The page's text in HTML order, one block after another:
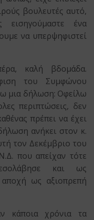
βουλευτές αυτό,
εισηγούμαστε ένα
να υπερψηφιστεί
καλή βδομάδα.
του Συμφώνου
μια δήλωση: Οφείλω
περιπτώσεις, δεν
πρέπει να έχει
ανήκει στον κ.
τον Δεκέμβριο του
που απείχαν τότε
και ως
ως αξιοπρεπή
κάποια χρόνια τα